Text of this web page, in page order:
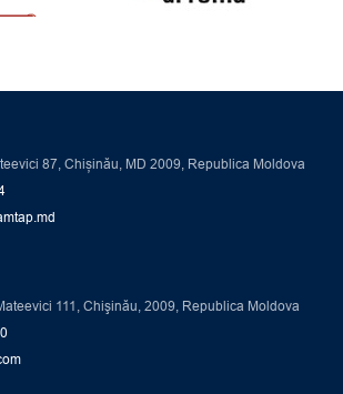
87, Chișinău, MD 2009, Republica Moldova
111, Chişinău, 2009, Republica Moldova